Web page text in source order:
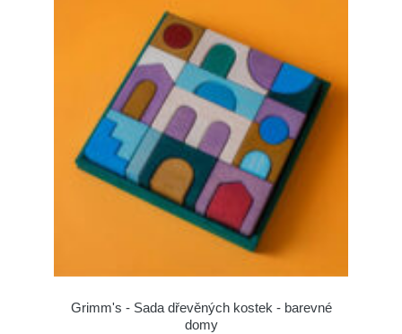
Grimm's - Sada dřevěných kostek - barevné
domy